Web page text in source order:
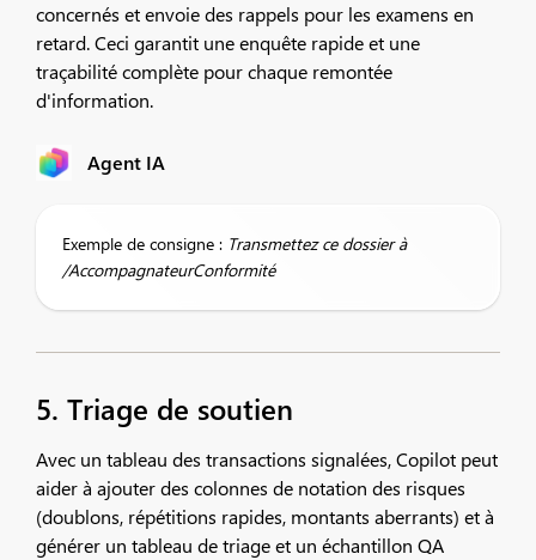
concernés et envoie des rappels pour les examens en
retard. Ceci garantit une enquête rapide et une
traçabilité complète pour chaque remontée
d'information.
Agent IA
Exemple de consigne : Transmettez ce dossier à
/AccompagnateurConformité
5. Triage de soutien
Avec un tableau des transactions signalées, Copilot peut
aider à ajouter des colonnes de notation des risques
(doublons, répétitions rapides, montants aberrants) et à
générer un tableau de triage et un échantillon QA